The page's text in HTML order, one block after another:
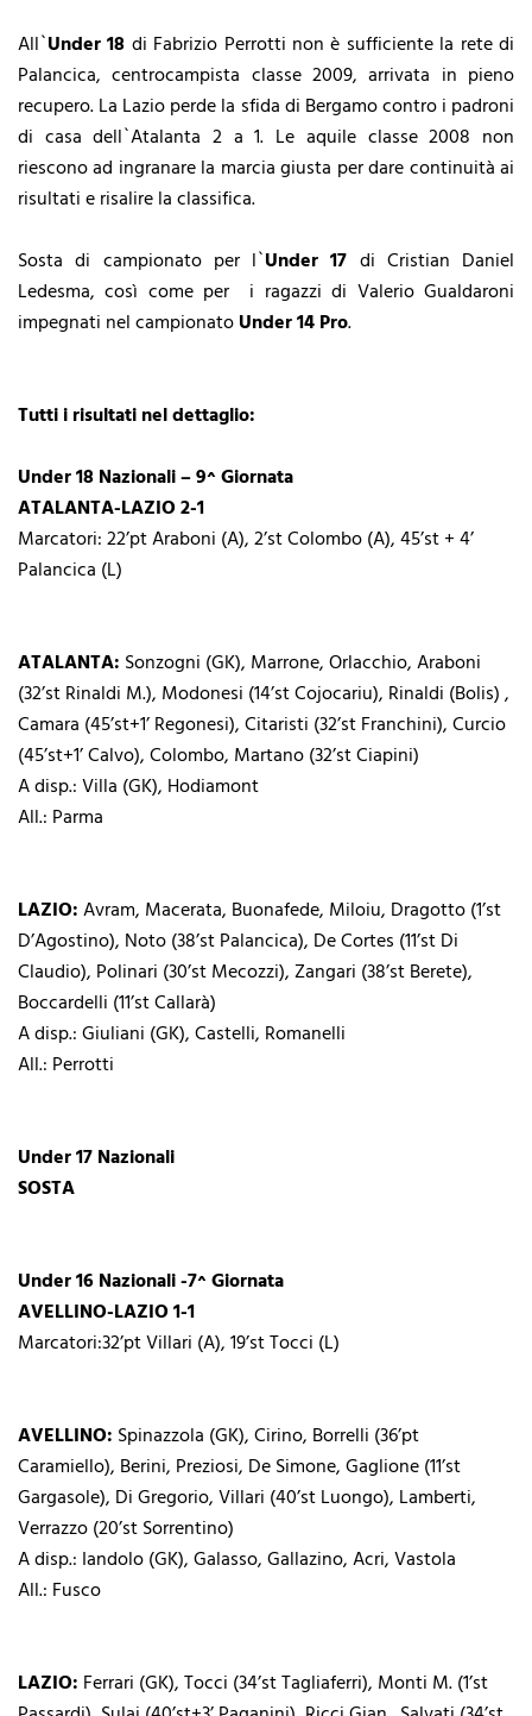
All`Under 18 di Fabrizio Perrotti non è sufficiente la rete di
Palancica, centrocampista classe 2009, arrivata in pieno
recupero. La Lazio perde la sfida di Bergamo contro i padroni
di casa dell`Atalanta 2 a 1. Le aquile classe 2008 non
riescono ad ingranare la marcia giusta per dare continuità ai
risultati e risalire la classifica.
Sosta di campionato per l`Under 17 di Cristian Daniel
Ledesma, così come per i ragazzi di Valerio Gualdaroni
impegnati nel campionatoUnder 14 Pro.
Tutti i risultati nel dettaglio:
Under 18 Nazionali – 9^ Giornata
ATALANTA-LAZIO 2-1
Marcatori: 22’pt Araboni (A), 2’st Colombo (A), 45’st + 4’
Palancica (L)
ATALANTA: Sonzogni (GK), Marrone, Orlacchio, Araboni
(32’st Rinaldi M.), Modonesi (14’st Cojocariu), Rinaldi (Bolis) ,
Camara (45’st+1’ Regonesi), Citaristi (32’st Franchini), Curcio
(45’st+1’ Calvo), Colombo, Martano (32’st Ciapini)
A disp.: Villa (GK), Hodiamont
All.: Parma
LAZIO:Avram, Macerata, Buonafede, Miloiu, Dragotto (1’st
D’Agostino), Noto (38’st Palancica), De Cortes (11’st Di
Claudio), Polinari (30’st Mecozzi), Zangari (38’st Berete),
Boccardelli (11’st Callarà)
A disp.: Giuliani (GK), Castelli, Romanelli
All.: Perrotti
Under 17 Nazionali
SOSTA
Under 16 Nazionali -7^ Giornata
AVELLINO-LAZIO 1-1
Marcatori:32’pt Villari (A), 19’st Tocci (L)
AVELLINO: Spinazzola (GK), Cirino, Borrelli (36’pt
Caramiello), Berini, Preziosi, De Simone, Gaglione (11’st
Gargasole), Di Gregorio, Villari (40’st Luongo), Lamberti,
Verrazzo (20’st Sorrentino)
A disp.: Iandolo (GK), Galasso, Gallazino, Acri, Vastola
All.: Fusco
LAZIO: Ferrari (GK), Tocci (34’st Tagliaferri), Monti M. (1’st